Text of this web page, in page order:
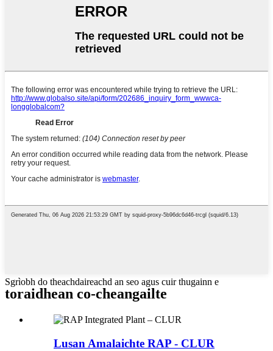
Sgrìobh do theachdaireachd an seo agus cuir thugainn e
toraidhean co-cheangailte
Lusan Amalaichte RAP - CLUR